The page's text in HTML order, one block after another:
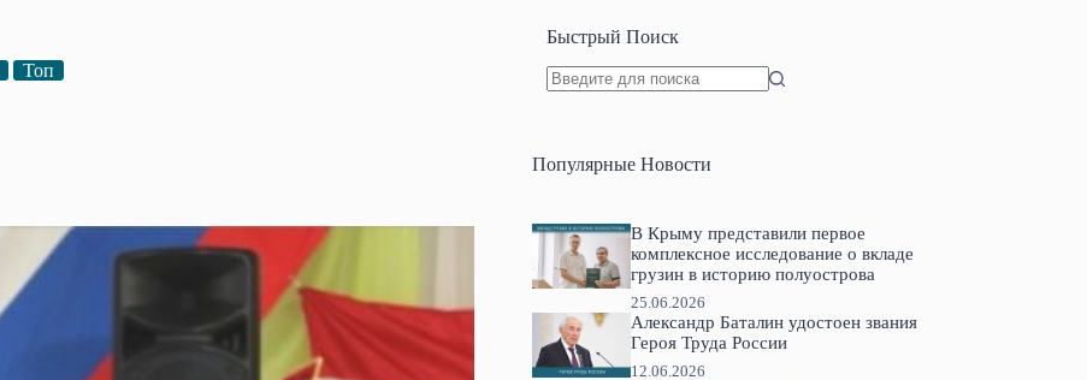
Топ
Быстрый Поиск
Популярные Новости
В Крыму представили первое
комплексное исследование о вкладе
грузин в историю полуострова
25.06.2026
Александр Баталин удостоен звания
Героя Труда России
12.06.2026